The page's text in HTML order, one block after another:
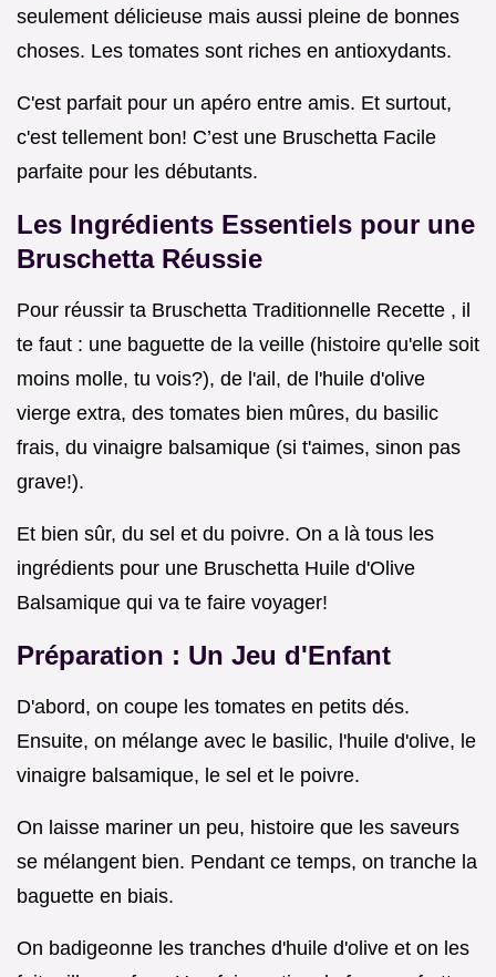
seulement délicieuse mais aussi pleine de bonnes
choses. Les tomates sont riches en antioxydants.
C'est parfait pour un apéro entre amis. Et surtout,
c'est tellement bon! C’est une Bruschetta Facile
parfaite pour les débutants.
Les Ingrédients Essentiels pour une
Bruschetta Réussie
Pour réussir ta Bruschetta Traditionnelle Recette , il
te faut : une baguette de la veille (histoire qu'elle soit
moins molle, tu vois?), de l'ail, de l'huile d'olive
vierge extra, des tomates bien mûres, du basilic
frais, du vinaigre balsamique (si t'aimes, sinon pas
grave!).
Et bien sûr, du sel et du poivre. On a là tous les
ingrédients pour une Bruschetta Huile d'Olive
Balsamique qui va te faire voyager!
Préparation : Un Jeu d'Enfant
D'abord, on coupe les tomates en petits dés.
Ensuite, on mélange avec le basilic, l'huile d'olive, le
vinaigre balsamique, le sel et le poivre.
On laisse mariner un peu, histoire que les saveurs
se mélangent bien. Pendant ce temps, on tranche la
baguette en biais.
On badigeonne les tranches d'huile d'olive et on les